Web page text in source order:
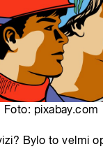
pixabay.com
Bylo to velmi